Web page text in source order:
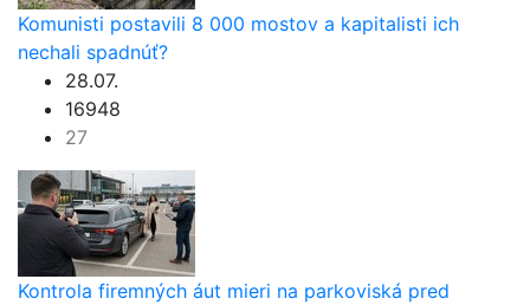
Komunisti postavili 8 000 mostov a kapitalisti ich
nechali spadnúť?
28.07.
16948
27
Kontrola firemných áut mieri na parkoviská pred